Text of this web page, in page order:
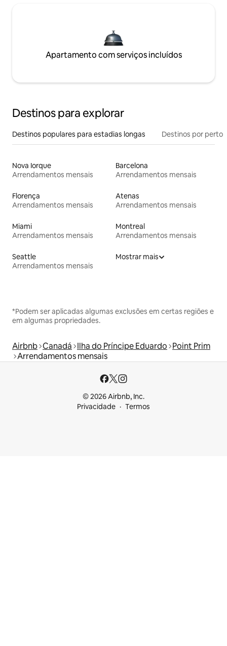
Apartamento com serviços incluídos
Destinos para explorar
Destinos populares para estadias longas Destinos por perto
Nova Iorque
Arrendamentos mensais
Barcelona
Arrendamentos mensais
Florença
Arrendamentos mensais
Atenas
Arrendamentos mensais
Miami
Arrendamentos mensais
Montreal
Arrendamentos mensais
Seattle
Arrendamentos mensais
Mostrar mais
*Podem ser aplicadas algumas exclusões em certas regiões e
em algumas propriedades.
Airbnb Canadá Ilha do Príncipe Eduardo Point Prim
Arrendamentos mensais
© 2026 Airbnb, Inc.
Privacidade
Termos